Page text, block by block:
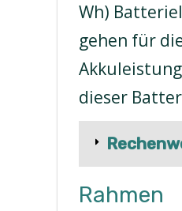
Wh)
gehen für
dieser
Rahmen